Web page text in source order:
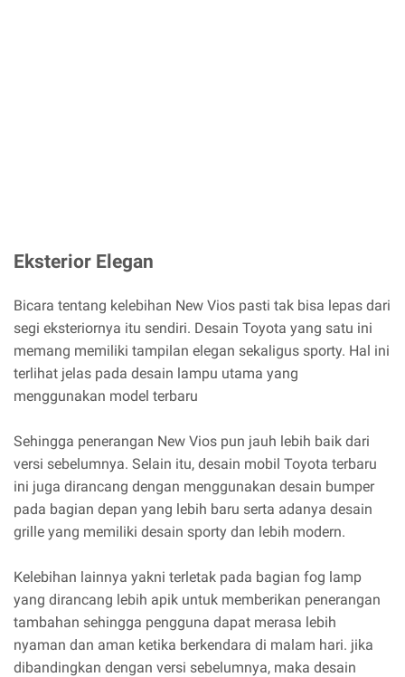
Eksterior Elegan
Bicara tentang kelebihan New Vios pasti tak bisa lepas dari
segi eksteriornya itu sendiri. Desain Toyota yang satu ini
memang memiliki tampilan elegan sekaligus sporty. Hal ini
terlihat jelas pada desain lampu utama yang
menggunakan model terbaru
Sehingga penerangan New Vios pun jauh lebih baik dari
versi sebelumnya. Selain itu, desain mobil Toyota terbaru
ini juga dirancang dengan menggunakan desain bumper
pada bagian depan yang lebih baru serta adanya desain
grille yang memiliki desain sporty dan lebih modern.
Kelebihan lainnya yakni terletak pada bagian fog lamp
yang dirancang lebih apik untuk memberikan penerangan
tambahan sehingga pengguna dapat merasa lebih
nyaman dan aman ketika berkendara di malam hari. jika
dibandingkan dengan versi sebelumnya, maka desain